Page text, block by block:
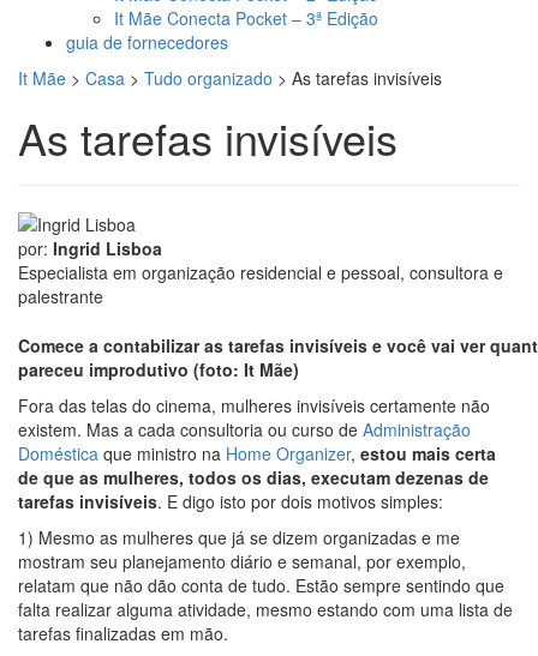
It Mãe Conecta Pocket – 3ª Edição
guia de fornecedores
It Mãe > Casa > Tudo organizado > As tarefas invisíveis
As tarefas invisíveis
por: Ingrid Lisboa
Especialista em organização residencial e pessoal, consultora e
palestrante
Comece a contabilizar as tarefas invisíveis e você vai ver
pareceu improdutivo (foto: It Mãe)
Fora das telas do cinema, mulheres invisíveis certamente não
existem. Mas a cada consultoria ou curso de Administração
Doméstica que ministro na Home Organizer, estou mais certa
de que as mulheres, todos os dias, executam dezenas de
tarefas invisíveis. E digo isto por dois motivos simples:
1) Mesmo as mulheres que já se dizem organizadas e me
mostram seu planejamento diário e semanal, por exemplo,
relatam que não dão conta de tudo. Estão sempre sentindo que
falta realizar alguma atividade, mesmo estando com uma lista de
tarefas finalizadas em mão.